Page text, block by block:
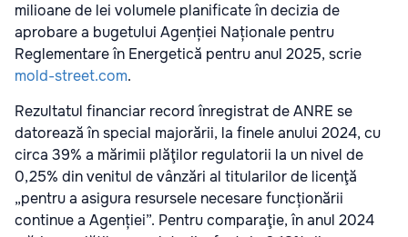
milioane de lei volumele planificate în decizia de
aprobare a bugetului Agenției Naționale pentru
Reglementare în Energetică pentru anul 2025, scrie
mold-street.com.
Rezultatul financiar record înregistrat de ANRE se
datorează în special majorării, la finele anului 2024, cu
circa 39% a mărimii plăţilor regulatorii la un nivel de
0,25% din venitul de vânzări al titularilor de licenţă
„pentru a asigura resursele necesare funcționării
continue a Agenției”. Pentru comparaţie, în anul 2024